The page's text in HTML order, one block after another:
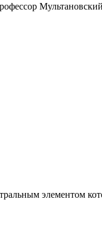
элементом